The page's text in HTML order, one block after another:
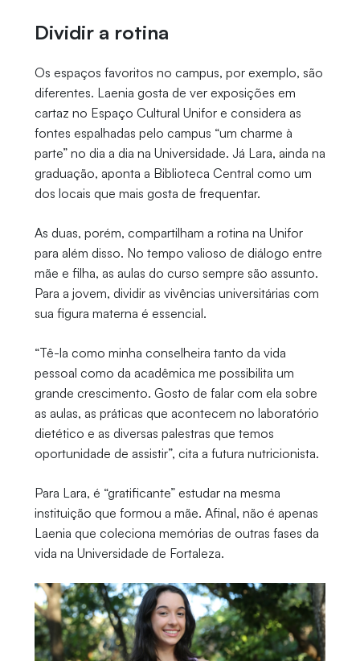
Dividir a rotina
Os espaços favoritos no campus, por exemplo, são
diferentes. Laenia gosta de ver exposições em
cartaz no Espaço Cultural Unifor e considera as
fontes espalhadas pelo campus “um charme à
parte” no dia a dia na Universidade. Já Lara, ainda na
graduação, aponta a Biblioteca Central como um
dos locais que mais gosta de frequentar.
As duas, porém, compartilham a rotina na Unifor
para além disso. No tempo valioso de diálogo entre
mãe e filha, as aulas do curso sempre são assunto.
Para a jovem, dividir as vivências universitárias com
sua figura materna é essencial.
“Tê-la como minha conselheira tanto da vida
pessoal como da acadêmica me possibilita um
grande crescimento. Gosto de falar com ela sobre
as aulas, as práticas que acontecem no laboratório
dietético e as diversas palestras que temos
oportunidade de assistir”, cita a futura nutricionista.
Para Lara, é “gratificante” estudar na mesma
instituição que formou a mãe. Afinal, não é apenas
Laenia que coleciona memórias de outras fases da
vida na Universidade de Fortaleza.